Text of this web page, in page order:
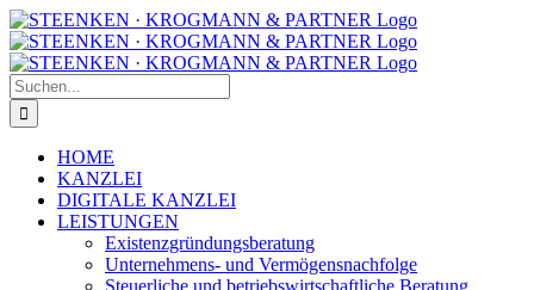
Zum
Inhalt
springen
Facebook
Instagram
Suche
nach:
HOME
KANZLEI
DIGITALE KANZLEI
LEISTUNGEN
Existenzgründungsberatung
Unternehmens- und Vermögensnachfolge
Steuerliche und betriebswirtschaftliche Beratung